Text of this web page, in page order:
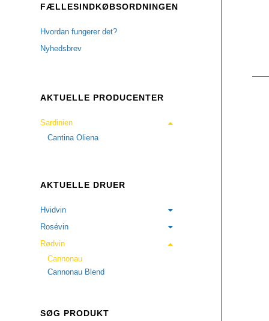
FÆLLESINDKØBSORDNINGEN
Hvordan fungerer det?
Nyhedsbrev
AKTUELLE PRODUCENTER
Sardinien
Cantina Oliena
AKTUELLE DRUER
Hvidvin
Rosévin
Rødvin
Cannonau
Cannonau Blend
SØG PRODUKT